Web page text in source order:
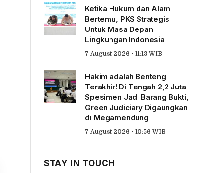
Ketika Hukum dan Alam
Bertemu, PKS Strategis
Untuk Masa Depan
Lingkungan Indonesia
7 August 2026 • 11:13 WIB
Hakim adalah Benteng
Terakhir! Di Tengah 2,2 Juta
Spesimen Jadi Barang Bukti,
Green Judiciary Digaungkan
di Megamendung
7 August 2026 • 10:56 WIB
STAY IN TOUCH